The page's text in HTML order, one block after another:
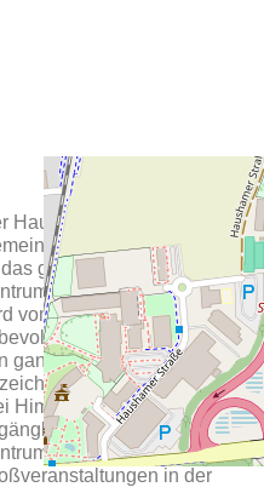
Hauptplatz der
Seiersberg-Pirka
gesellschaftliche
der Gemeinde und
vom Bürgermeister
das Wohnzimmer
ganz Seiersberg-Pirka
Der offene, von
Himmelsrichtungen
Platz ist das
für nahezu alle
in der